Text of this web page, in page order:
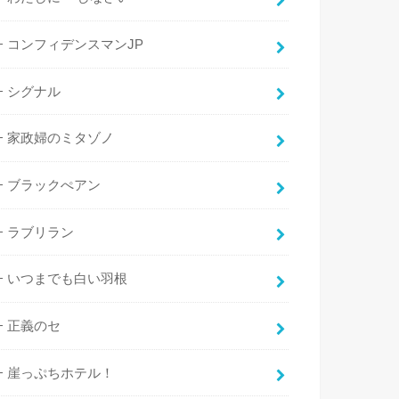
コンフィデンスマンJP
シグナル
家政婦のミタゾノ
ブラックぺアン
ラブリラン
いつまでも白い羽根
正義のセ
崖っぷちホテル！